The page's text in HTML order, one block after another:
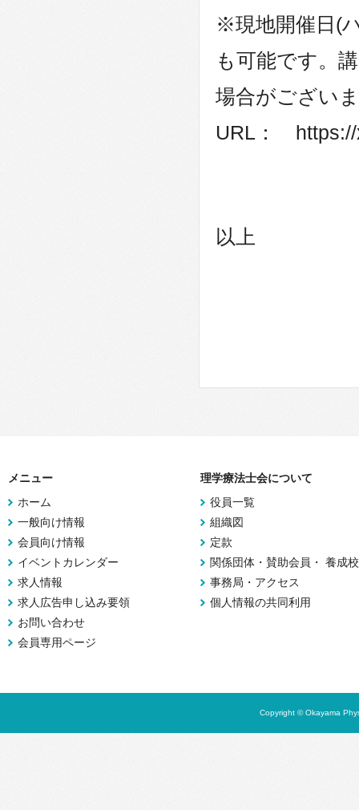
※現地開催日(
も可能です。
場合がござい
URL： https://
以上
メニュー
ホーム
一般向け情報
会員向け情報
イベントカレンダー
求人情報
求人広告申し込み要領
お問い合わせ
会員専用ページ
理学療法士会について
役員一覧
組織図
定款
関係団体・賛助会員・ 養成校
事務局・アクセス
個人情報の共同利用
Copyright © Okayama